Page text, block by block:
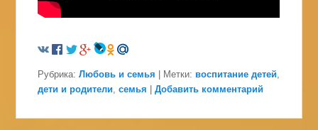
Рубрика: Любовь и семья | Метки: воспитание детей
дети и родители ,семья |Добавить комментарий